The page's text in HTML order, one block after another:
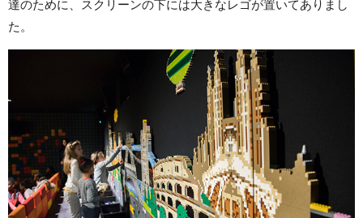
達のために、スクリーンの下には大きなレゴが置いてありまし
た。